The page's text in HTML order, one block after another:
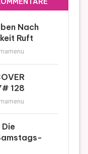
Nach
Ruft
mamenu
128
mamenu